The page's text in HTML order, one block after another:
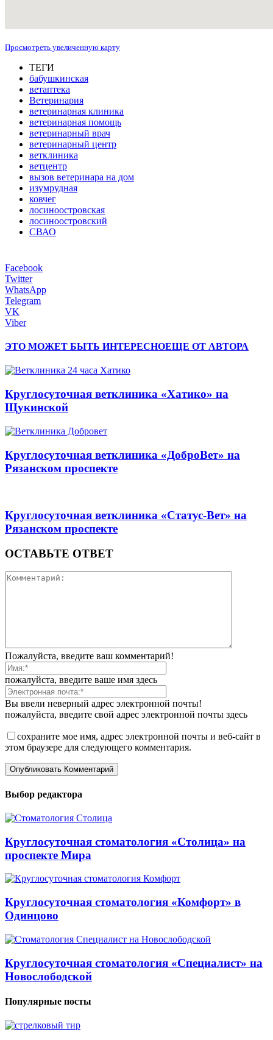
Просмотреть увеличенную карту
ТЕГИ
бабушкинская
ветаптека
Ветеринария
ветеринарная клиника
ветеринарная помощь
ветеринарный врач
ветеринарный центр
ветклиника
ветцентр
вызов ветеринара на дом
изумрудная
ковчег
лосиноостровская
лосиноостровский
СВАО
Facebook
Twitter
WhatsApp
Telegram
VK
Viber
ЭТО МОЖЕТ БЫТЬ ИНТЕРЕСНОЕЩЕ ОТ АВТОРА
Круглосуточная ветклиника «Хатико» на
Щукинской
Круглосуточная ветклиника «ДоброВет» на
Рязанском проспекте
Круглосуточная ветклиника «Статус-Вет» на
Рязанском проспекте
ОСТАВЬТЕ ОТВЕТ
Пожалуйста, введите ваш комментарий!
пожалуйста, введите ваше имя здесь
Вы ввели неверный адрес электронной почты!
пожалуйста, введите свой адрес электронной почты здесь
сохраните мое имя, адрес электронной почты и веб-сайт в
этом браузере для следующего комментария.
Выбор редактора
Круглосуточная стоматология «Столица» на
проспекте Мира
Круглосуточная стоматология «Комфорт» в
Одинцово
Круглосуточная стоматология «Специалист» на
Новослободской
Популярные посты